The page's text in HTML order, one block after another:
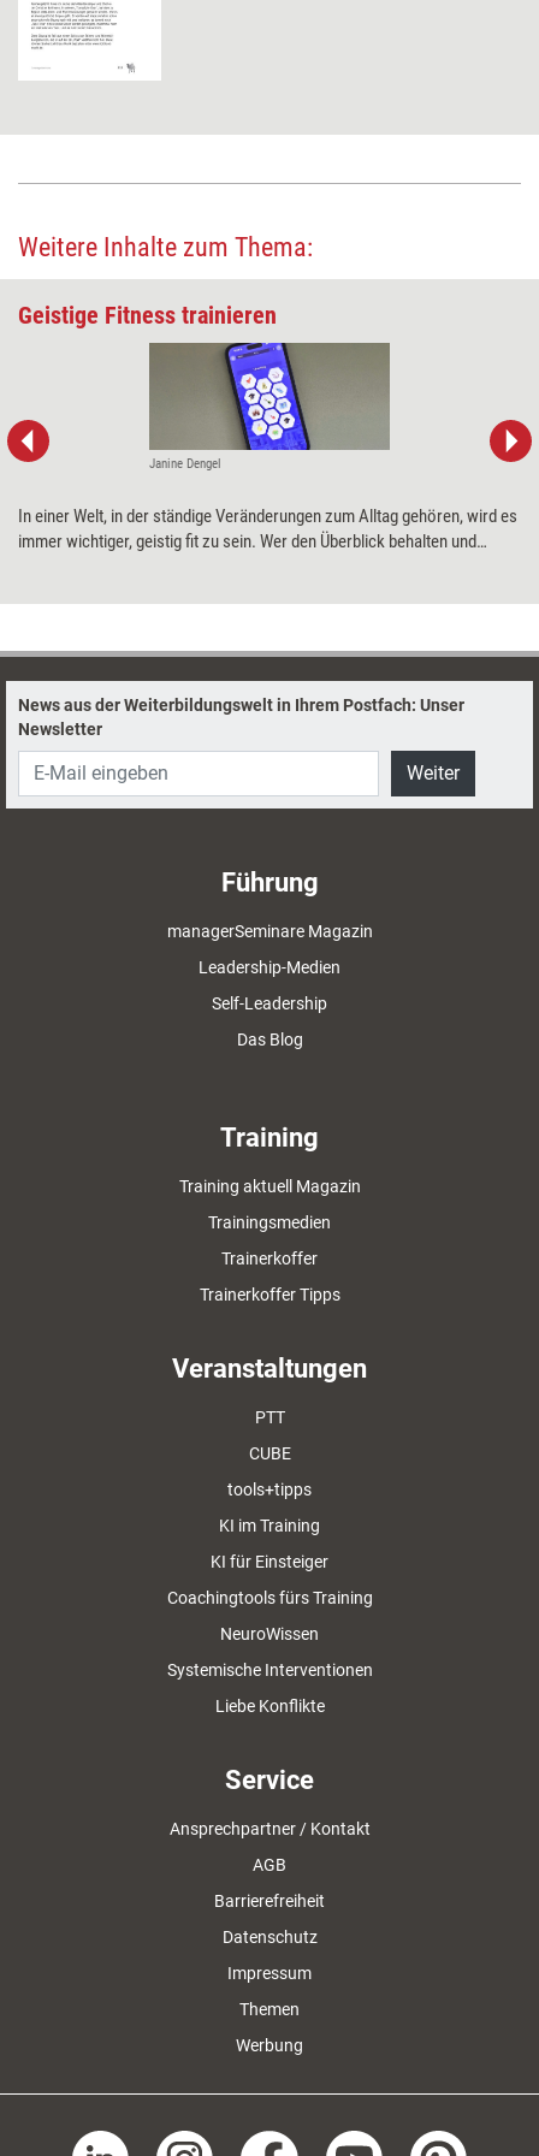
Weitere Inhalte zum Thema:
Geistige Fitness trainieren
Janine Dengel
In einer Welt, in der ständige Veränderungen zum Alltag gehören, wird es
immer wichtiger, geistig fit zu sein. Wer den Überblick behalten und
News aus der Weiterbildungswelt in Ihrem Postfach: Unser
Newsletter
Weiter
Führung
managerSeminare Magazin
Leadership-Medien
Self-Leadership
Das Blog
Training
Training aktuell Magazin
Trainingsmedien
Trainerkoffer
Trainerkoffer Tipps
Veranstaltungen
PTT
CUBE
tools+tipps
KI im Training
KI für Einsteiger
Coachingtools fürs Training
NeuroWissen
Systemische Interventionen
Liebe Konflikte
Service
Ansprechpartner / Kontakt
AGB
Barrierefreiheit
Datenschutz
Impressum
Themen
Werbung